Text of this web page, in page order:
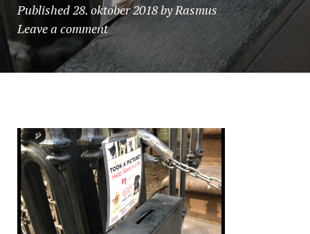
Published28. oktober 2018byRasmus
Leave a comment